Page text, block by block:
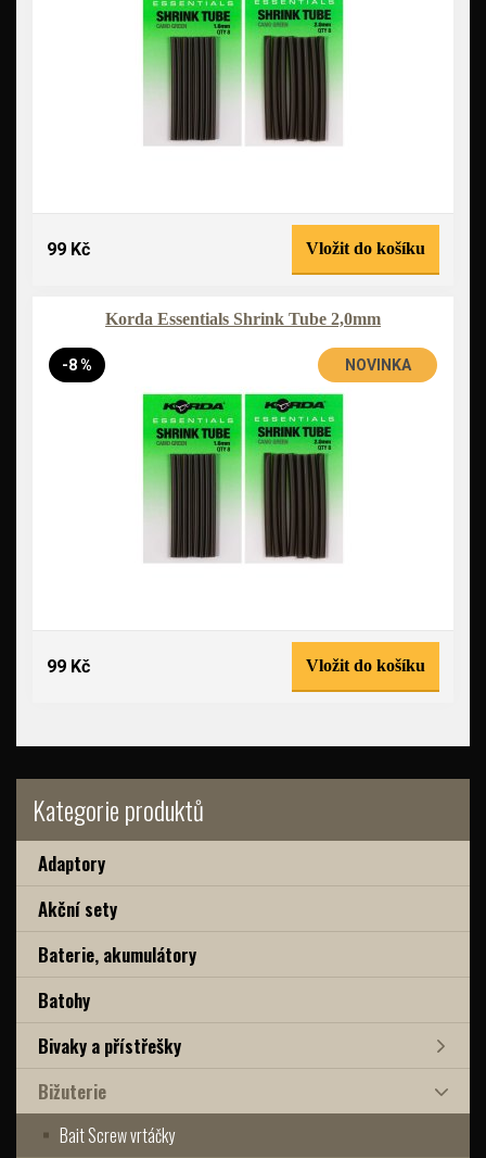
Kategorie produktů
Adaptory
Akční sety
Baterie, akumulátory
Batohy
Bivaky a přístřešky
Bižuterie
Bait Screw vrtáčky
99 Kč Vložit do košíku
Korda Essentials Shrink Tube 2,0mm
-8 % NOVINKA
99 Kč Vložit do košíku